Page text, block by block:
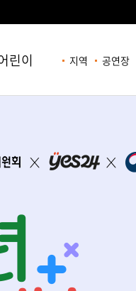
린이 지역 공연장